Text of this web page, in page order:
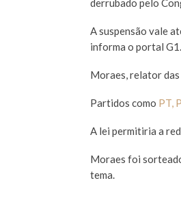
derrubado pelo
A suspensão vale
informa o portal G1.
Moraes, relator das
Partidos como PT,
A lei permitiria a
Moraes foi
tema.